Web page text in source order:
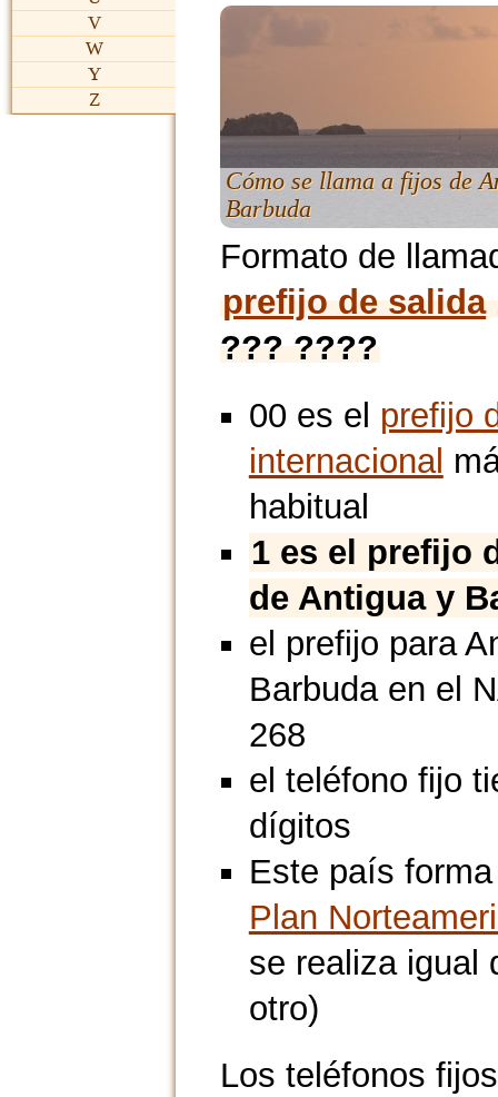
V
W
Y
Z
Cómo se llama a fijos de
Barbuda
Formato de
prefijo de salida
??? ????
00 es el prefijo
internacional
habitual
1 es el prefijo
de Antigua y
el prefijo para
Barbuda en el
268
el teléfono fijo
dígitos
Este país
Plan
se realiza igual
otro)
Los teléfonos